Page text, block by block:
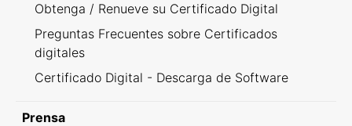
Obtenga / Renueve su Certificado Digital
Preguntas Frecuentes sobre Certificados
digitales
Certificado Digital - Descarga de Software
Prensa